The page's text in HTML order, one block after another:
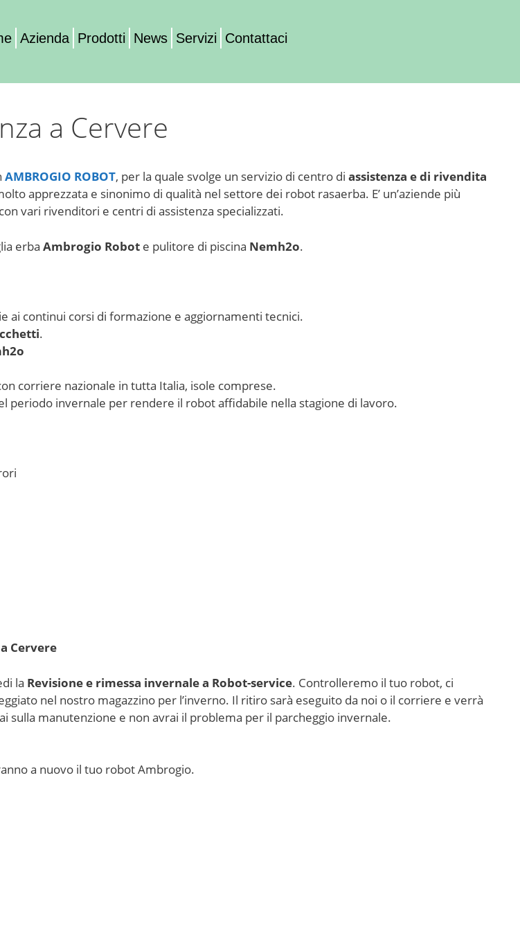
Azienda Prodotti News Servizi Contattaci
a Cervere
AMBROGIO ROBOT, per la quale svolge un servizio di centro di assistenza e di rivendita
apprezzata e sinonimo di qualità nel settore dei robot rasaerba. E’ un’aziende più
vari rivenditori e centri di assistenza specializzati.
erba Ambrogio Robot e pulitore di piscina Nemh2o.
ai continui corsi di formazione e aggiornamenti tecnici.
.
corriere nazionale in tutta Italia, isole comprese.
periodo invernale per rendere il robot affidabile nella stagione di lavoro.
Cervere
la Revisione e rimessa invernale a Robot-service. Controlleremo il tuo robot, ci
nel nostro magazzino per l’inverno. Il ritiro sarà eseguito da noi o il corriere e verrà
sulla manutenzione e non avrai il problema per il parcheggio invernale.
a nuovo il tuo robot Ambrogio.